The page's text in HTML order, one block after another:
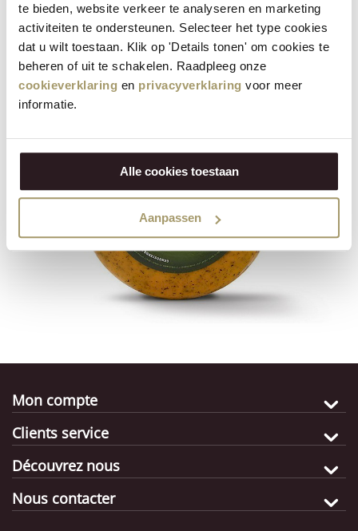
te bieden, website verkeer te analyseren en marketing
activiteiten te ondersteunen. Selecteer het type cookies
dat u wilt toestaan. Klik op 'Details tonen' om cookies te
beheren of uit te schakelen. Raadpleeg onze
cookieverklaring en privacyverklaring voor meer
informatie.
Alle cookies toestaan
Aanpassen
Avec le goût spécifique de l'ortie et un peu plus de piquant
grâce à l'oignon grillé, c'est un fromage féroce qui se marie
très bien avec une salade fraîche.
OFFERTE
Mon compte
Clients service
Découvrez nous
Nous contacter